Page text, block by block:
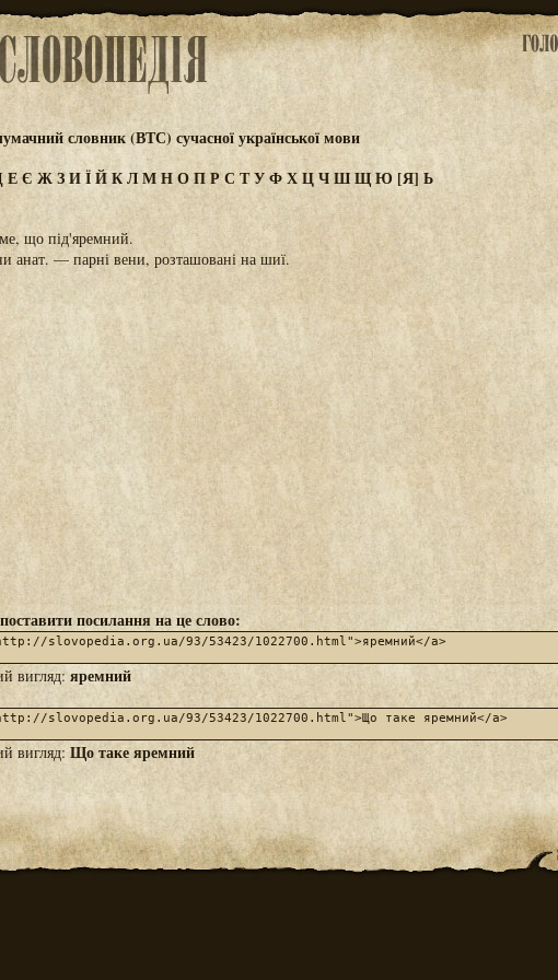
словник (ВТС) сучасної української мови
ЕЄ ЖЗИЇЙКЛМНОПРС ТУФХЦЧШЩЮ [Я] Ь
що під'яремний.
анат. — парні вени, розташовані на шиї.
посилання на це слово:
вигляд:яремний
вигляд: Що таке яремний